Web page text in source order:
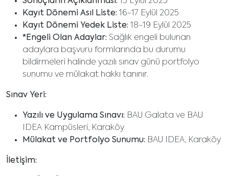
Kayıt Dönemi Asıl Liste: 16-17 Eylül 2025
Kayıt Dönemi Yedek Liste: 18-19 Eylül 2025
*Engeli Olan Adaylar: Sağlık engeli bulunan
adaylara başvuru formlarında bu durumu
bildirmeleri halinde yazılı sınav günü portfolyo
sunumu ve mülakat hakkı tanınır.
Sınav Yeri:
Yazılı ve Uygulama Sınavı: BAU Galata ve BAU
IDEA Kampüsleri, Karaköy
Mülakat ve Portfolyo Sunumu: BAU IDEA, Karaköy
İletişim: